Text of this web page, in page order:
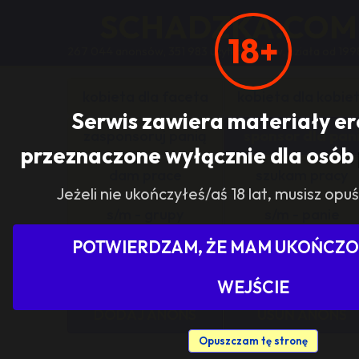
18+
Serwis zawiera materiały
przeznaczone wyłącznie dla
Jeżeli nie ukończyłeś/aś 18 lat, musisz
POTWIERDZAM, ŻE MAM
WEJŚCIE
Opuszczam tę stronę
SCHADZKA.COM
267 044 anonsów, 351 983 użytkowników, działa od
sponsor dla pani
Pokaż tylko ogłoszenia z
DODAJ ANONS USUŃ ANONS